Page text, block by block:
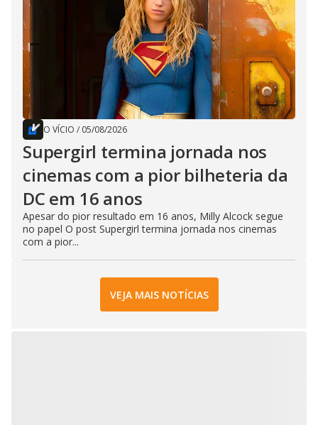
O VÍCIO / 05/08/2026
Supergirl termina jornada nos
cinemas com a pior bilheteria da
DC em 16 anos
Apesar do pior resultado em 16 anos, Milly Alcock segue
no papel O post Supergirl termina jornada nos cinemas
com a pior...
VEJA MAIS NOTÍCIAS